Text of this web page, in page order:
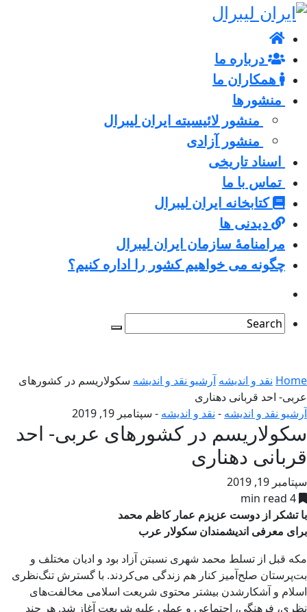
درباره ما
همکاران ما
منشورها
منشور لائیسیته ایران لیبرال
منشور آزادی
اسناد تاریخی
تماس با ما
کتابخانه ایران لیبرال
دیدنی ها
مرامنامۀ سازمان ایران لیبرال
چگونه می خواهیم کشور را اداره کنیم؟
Home نقد و اندیشه آرشیو نقد و اندیشه سکولاریسم در کشورهای
عربی- احد قربانی دهناری
آرشیو نقد و اندیشه - نقد و اندیشه - سپتامبر 19, 2019
سکولاریسم در کشورهای عربی- احد
قربانی دهناری
سپتامبر 19, 2019
4 min read
با تشکر از دوست عزیزم عمار کاظم محمد
برای معرفی اندیشمندان سکولار عرب
مکه قبل از تسلط محمد شهری نسبتن آزاد بود و ادیان مختلف و
بت‌پرستان صلح‌آمیز کنار هم زندگی می‌کردند. با گسترش تنگ‌نظری
اسلام و آشکارشدن بیشتر محتوی شریعت اسلامی مخالفت‌های
نظری، فرهنگی، اجتماعی و عملی علیه شریعت آغاز شد. هر چند